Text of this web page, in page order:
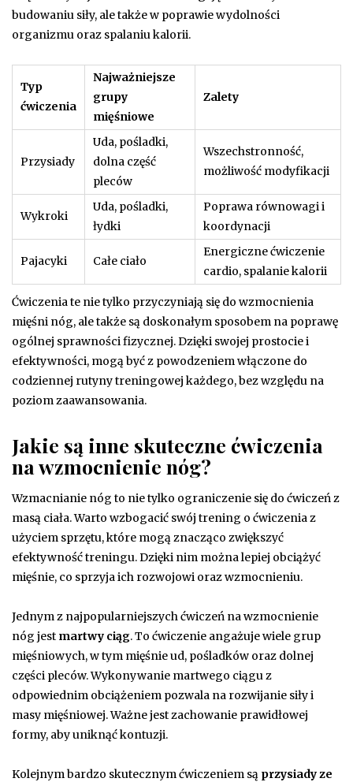
budowaniu siły, ale także w poprawie wydolności
organizmu oraz spalaniu kalorii.
Typ
ćwiczenia
Najważniejsze
grupy
mięśniowe
Zalety
Przysiady
Uda, pośladki,
dolna część
pleców
Wszechstronność,
możliwość modyfikacji
Wykroki
Uda, pośladki,
łydki
Poprawa równowagi i
koordynacji
Pajacyki Całe ciało
Energiczne ćwiczenie
cardio, spalanie kalorii
Ćwiczenia te nie tylko przyczyniają się do wzmocnienia
mięśni nóg, ale także są doskonałym sposobem na poprawę
ogólnej sprawności fizycznej. Dzięki swojej prostocie i
efektywności, mogą być z powodzeniem włączone do
codziennej rutyny treningowej każdego, bez względu na
poziom zaawansowania.
Jakie są inne skuteczne ćwiczenia
na wzmocnienie nóg?
Wzmacnianie nóg to nie tylko ograniczenie się do ćwiczeń z
masą ciała. Warto wzbogacić swój trening o ćwiczenia z
użyciem sprzętu, które mogą znacząco zwiększyć
efektywność treningu. Dzięki nim można lepiej obciążyć
mięśnie, co sprzyja ich rozwojowi oraz wzmocnieniu.
Jednym z najpopularniejszych ćwiczeń na wzmocnienie
nóg jest martwy ciąg. To ćwiczenie angażuje wiele grup
mięśniowych, w tym mięśnie ud, pośladków oraz dolnej
części pleców. Wykonywanie martwego ciągu z
odpowiednim obciążeniem pozwala na rozwijanie siły i
masy mięśniowej. Ważne jest zachowanie prawidłowej
formy, aby uniknąć kontuzji.
Kolejnym bardzo skutecznym ćwiczeniem są przysiady ze